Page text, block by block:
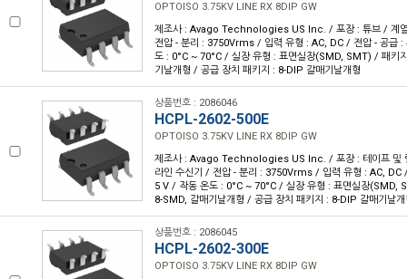
OPTOISO 3.75KV LINE RX 8DIP GW
제조사 : Avago Technologies US Inc. / 포장 : 튜브 / 계
전압 - 분리 : 3750Vrms / 입력 유형 : AC, DC / 전압 - 공급
도 : 0°C ~ 70°C / 실장 유형 : 표면실장(SMD, SMT) / 패키
기날개형 / 공급 장치 패키지 : 8-DIP 갈매기날개형
상품번호 : 2086046
HCPL-2602-500E
OPTOISO 3.75KV LINE RX 8DIP GW
제조사 : Avago Technologies US Inc. / 포장 : 테이프 및
라인 수신기 / 전압 - 분리 : 3750Vrms / 입력 유형 : AC, DC
5 V / 작동 온도 : 0°C ~ 70°C / 실장 유형 : 표면실장(SMD,
8-SMD, 갈매기날개형 / 공급 장치 패키지 : 8-DIP 갈매기날개
상품번호 : 2086045
HCPL-2602-300E
OPTOISO 3.75KV LINE RX 8DIP GW